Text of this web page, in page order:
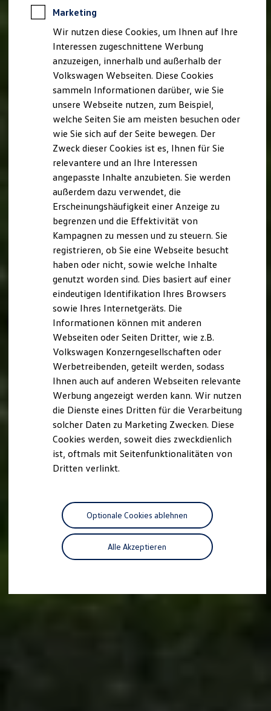
Notdienst und Pannenhilfe
Software, Konnektivität & Apps
California App
VW Connect für Ihren ID. Buzz
VW Connect für Ihren Transporter/Caravelle
VW Connect für Ihren Amarok
VW Connect für andere Modelle
Connect Pro
Fleet Interface Data
Multistop Pathfinder
Übersicht Software Updates
Digitales Bordbuch
Fahrerassistenz- und Sicherheitssysteme
Kontrollleuchten
Batterieverordnung
XTL-Dieselkraftstoff
Ersatzteile und Betriebsflüssigkeiten
Original Zubehör und Lifestyle Produkte
myVolkswagen
myVolkswagen Business
Elektrisch & Autonom
Elektro - & Hybridfahrzeuge
Unser Ansatz
Klimafreundlicher Strom
Reichweite & Ladelösungen
Reichweitensimulator
Ladezeitensimulator
Ladelösungen für Privatkunden
Ladelösungen für Gewerbekunden
Bidirektionales Laden
Förderung & Kosten der Elektrofahrzeuge
Fördermöglichkeiten für Privatkunden
Kostensimulator
Autonomes Fahren
Mehr zum ID. Buzz
California Welt
California Club
California Magazin & Ratgeber
California Reisen & Erlebnisse
California App
California Lifestyle & Zubehör
Übernachten im California
Unternehmen
Karriere im Autohaus
Marketing
Wir nutzen diese Cookies, um Ihnen auf Ihre
Interessen zugeschnittene Werbung
anzuzeigen, innerhalb und außerhalb der
Volkswagen Webseiten. Diese Cookies
sammeln Informationen darüber, wie Sie
unsere Webseite nutzen, zum Beispiel,
welche Seiten Sie am meisten besuchen oder
wie Sie sich auf der Seite bewegen. Der
Zweck dieser Cookies ist es, Ihnen für Sie
relevantere und an Ihre Interessen
angepasste Inhalte anzubieten. Sie werden
außerdem dazu verwendet, die
Erscheinungshäufigkeit einer Anzeige zu
begrenzen und die Effektivität von
Kampagnen zu messen und zu steuern. Sie
registrieren, ob Sie eine Webseite besucht
haben oder nicht, sowie welche Inhalte
genutzt worden sind. Dies basiert auf einer
eindeutigen Identifikation Ihres Browsers
sowie Ihres Internetgeräts. Die
Informationen können mit anderen
Webseiten oder Seiten Dritter, wie z.B.
Volkswagen Konzerngesellschaften oder
Werbetreibenden, geteilt werden, sodass
Ihnen auch auf anderen Webseiten relevante
Werbung angezeigt werden kann. Wir nutzen
die Dienste eines Dritten für die Verarbeitung
solcher Daten zu Marketing Zwecken. Diese
Cookies werden, soweit dies zweckdienlich
ist, oftmals mit Seitenfunktionalitäten von
Dritten verlinkt.
Alle Akzeptieren
Optionale Cookies ablehnen